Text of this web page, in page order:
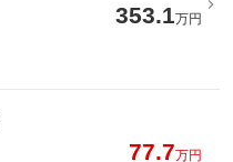
353.1万円
77.7万円